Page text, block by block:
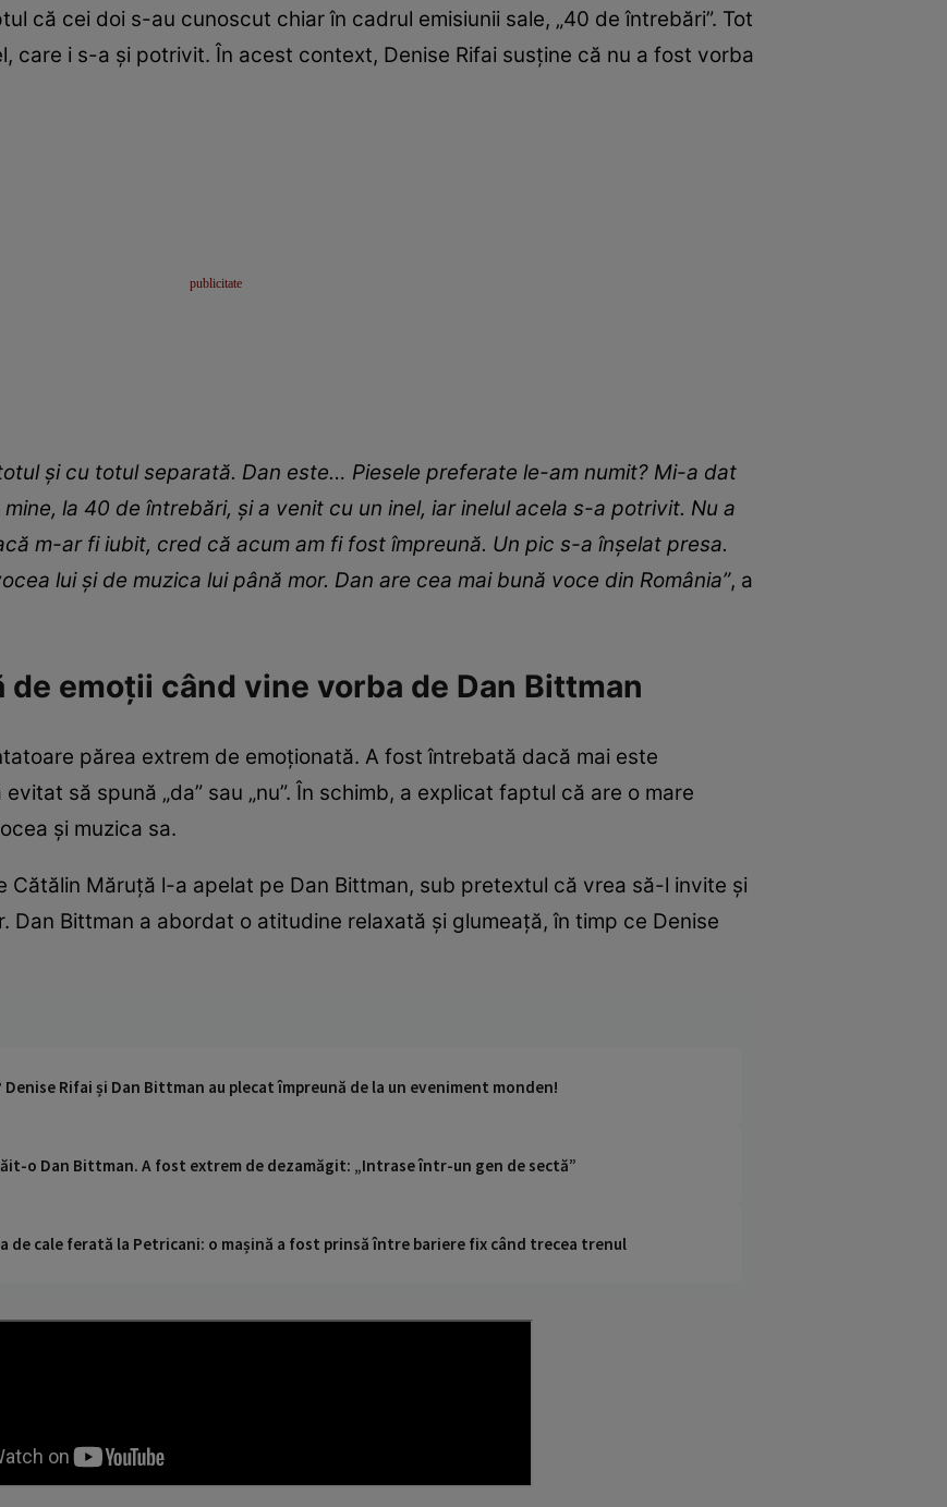
că cei doi s-au cunoscut chiar în cadrul emisiunii sale, „40 de întrebări”. Tot
care i s-a și potrivit. În acest context, Denise Rifai susține că nu a fost vorba
și cu totul separată. Dan este… Piesele preferate le-am numit? Mi-a dat
la 40 de întrebări, și a venit cu un inel, iar inelul acela s-a potrivit. Nu a
m-ar fi iubit, cred că acum am fi fost împreună. Un pic s-a înșelat presa.
lui și de muzica lui până mor. Dan are cea mai bună voce din România”, a
emoții când vine vorba de Dan Bittman
părea extrem de emoționată. A fost întrebată dacă mai este
să spună „da” sau „nu”. În schimb, a explicat faptul că are o mare
și muzica sa.
Cătălin Măruță l-a apelat pe Dan Bittman, sub pretextul că vrea să-l invite și
Dan Bittman a abordat o atitudine relaxată și glumeață, în timp ce Denise
Denise Rifai și Dan Bittman au plecat împreună de la un eveniment monden!
o Dan Bittman. A fost extrem de dezamăgit: „Intrase într-un gen de sectă”
de cale ferată la Petricani: o mașină a fost prinsă între bariere fix când trecea trenul